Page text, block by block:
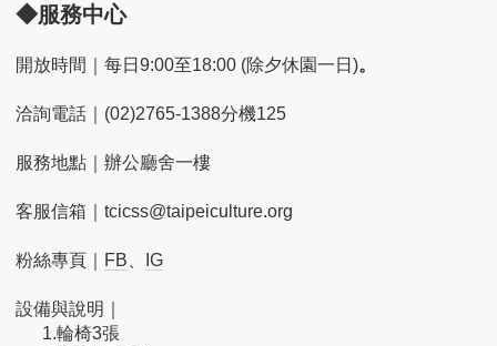
◆服務中心
開放時間｜每日9:00至18:00 (除夕休園一日)。
洽詢電話｜(02)2765-1388分機125
服務地點｜辦公廳舍一樓
客服信箱｜tcicss@taipeiculture.org
粉絲專頁｜ FB IG
設備與說明｜
1.輪椅3張